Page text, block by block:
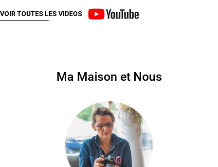
VOIR TOUTES LES VIDEOS
Ma Maison et Nous